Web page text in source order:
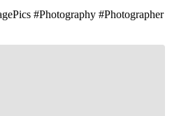
#Photography #Photographer